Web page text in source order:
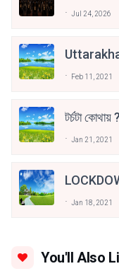
Jul 24, 2026
Feb 11, 2021
টর্চটা কোথায় ?
Jan 21, 2021
Jan 18, 2021
You'll Also